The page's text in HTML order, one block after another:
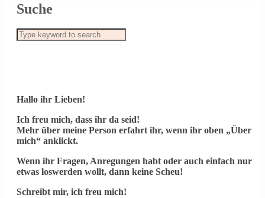
Suche
Hallo ihr Lieben!
Ich freu mich, dass ihr da seid!
Mehr über meine Person erfahrt ihr, wenn ihr oben „Über
mich“ anklickt.
Wenn ihr Fragen, Anregungen habt oder auch einfach nur
etwas loswerden wollt, dann keine Scheu!
Schreibt mir, ich freu mich!